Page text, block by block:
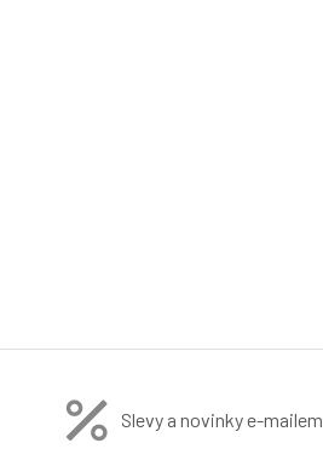
Slevy a novinky e-mailem